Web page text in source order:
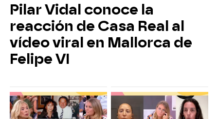
Pilar Vidal conoce la
reacción de Casa Real al
vídeo viral en Mallorca de
Felipe VI